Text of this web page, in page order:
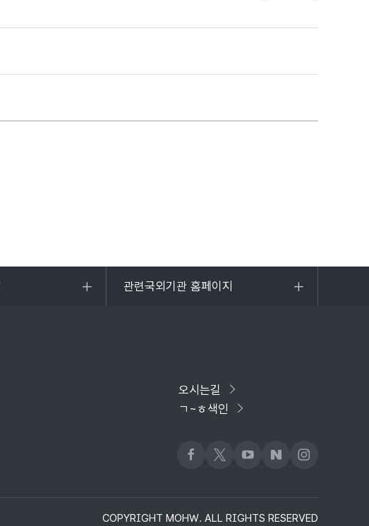
관련국외기관 홈페이지
목록
오시는길
ㄱ~ㅎ색인
페이스북
x 유튜브네이버블로그
인스타그램
COPYRIGHT MOHW. ALL RIGHTS RESERVED